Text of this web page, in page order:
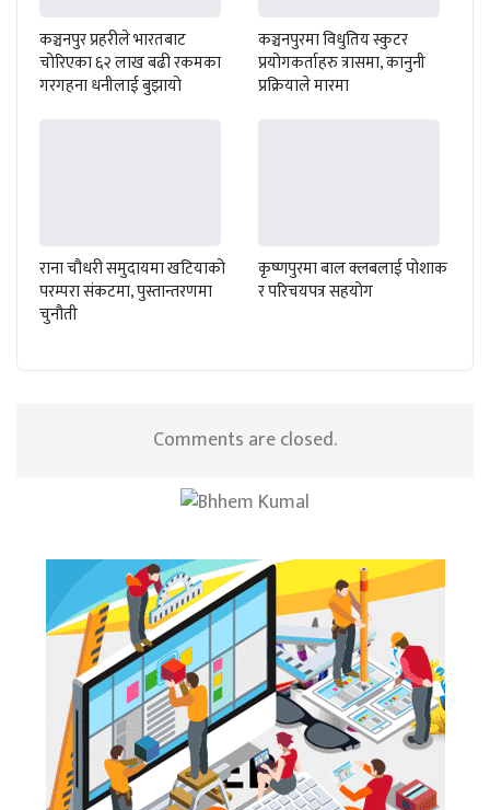
कञ्चनपुर प्रहरीले भारतबाट
चोरिएका ६२ लाख बढी रकमका
गरगहना धनीलाई बुझायो
कञ्चनपुरमा विधुतिय स्कुटर
प्रयोगकर्ताहरु त्रासमा, कानुनी
प्रक्रियाले मारमा
राना चौधरी समुदायमा खटियाको
परम्परा संकटमा, पुस्तान्तरणमा
चुनौती
कृष्णपुरमा बाल क्लबलाई पोशाक
र परिचयपत्र सहयोग
Comments are closed.